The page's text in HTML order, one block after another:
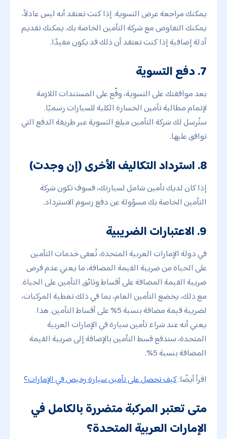
يمكنك مراجعة عرض التسوية. إذا كنت تعتقد أنه ليس عادلاً،
يمكنك التفاوض مع شركة التأمين الخاصة بك. يمكنك تقديم
أدلة إضافية إذا كنت تعتقد أن ذلك قد يكون مفيدًا.
7. دفع التسوية
بعد موافقتك على التسوية، وقّع على المستندات اللازمة
لإتمام مطالبة تأمين الخسارة الكلية للسيارات رسميًا.
ستُرسل لك شركة التأمين مبلغ التسوية عبر طريقة الدفع التي
توافق عليها.
8. استرداد التكاليف الأخرى (إن وجدت)
إذا كان لديك تأمين شامل لسيارتك، فسوف تكون شركة
التأمين الخاصة بك مسؤولة عن دفع رسوم الاسترداد.
9. الاعتبارات الضريبية
في دولة الإمارات العربية المتحدة، تُعفى خدمات التأمين
على الحياة من ضريبة القيمة المضافة، ما يعني عدم فرض
ضريبة القيمة المضافة على أقساط وثائق التأمين على الحياة.
مع ذلك، يخضع التأمين العام، بما في ذلك تغطية المركبات،
لضريبة قيمة مضافة بنسبة 5% على أقساط التأمين. هذا
يعني أنه عند شراء تأمين سيارة في الإمارات العربية
المتحدة، ستدفع قسط التأمين بالإضافة إلى ضريبة القيمة
المضافة بنسبة 5%.
اقرأ أيضًا:كيف تحصل على تأمين سيارة رخيص في الإمارات؟
متى تعتبر المركبة متضررة بالكامل في
الإمارات العربية المتحدة؟